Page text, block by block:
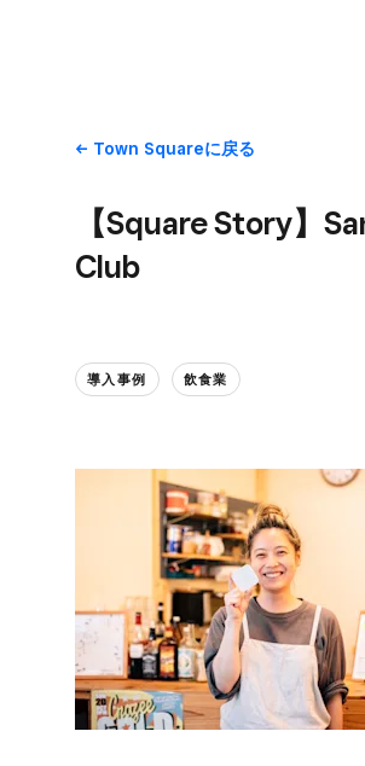
Town Squareに​戻る
【Square Story】
Club
導入事例 飲食業